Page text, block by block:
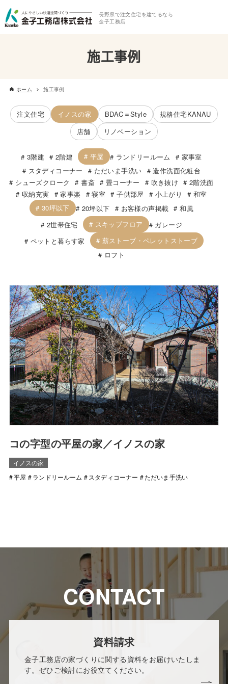
長野県で注文住宅を建てるなら
金子工務店
施工事例
ホーム 施工事例
注文住宅 イノスの家 BDAC＝Style
規格住宅KANAU
店舗
リノベーション
3階建 2階建 平屋 ランドリールーム
家事室
スタディコーナー
ただいま手洗い
造作洗面化粧台
シューズクローク
書斎 畳コーナー 吹き抜け
2階洗面
収納充実
家事楽 寝室 子供部屋 小上がり
和室
30坪以下
20坪以下 お客様の声掲載
和風
2世帯住宅
スキップフロア
ガレージ
ペットと暮らす家
薪ストーブ・ペレットストーブ
ロフト
コの字型の平屋の家／イノスの家
イノスの家
平屋
ランドリールーム スタディコーナー ただいま手洗い
CONTACT
資料請求
金子工務店の家づくりに関する資料をお届けいたしま
す。ぜひご検討にお役立てください。